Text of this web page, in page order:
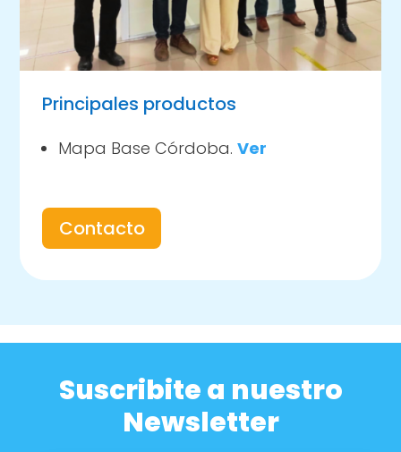
Principales productos
Mapa Base Córdoba.Ver
Contacto
Suscribite a nuestro
Newsletter